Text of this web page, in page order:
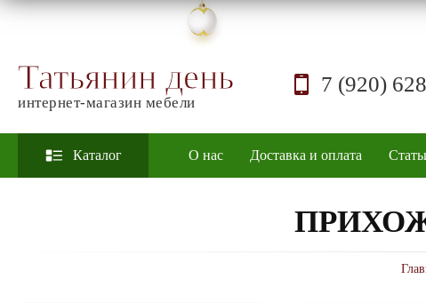
Татьянин день
интернет-магазин мебели
7 (920)
Каталог О нас Доставка и оплата